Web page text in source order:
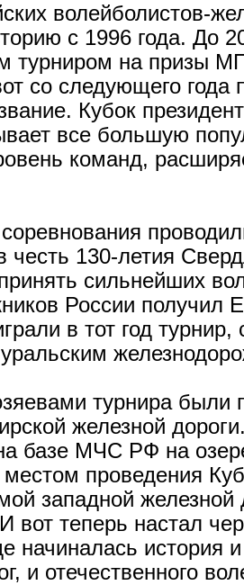
волейболистов-
с 1996 года. До
турниром на призы
со следующего года
Кубок
все большую
команд,
честь 130-летия
сильнейших
России получил
в тот год
турнира были
железной
базе МЧС РФ на
проведения
западной железной
вот теперь настал
начиналась история
и отечественного